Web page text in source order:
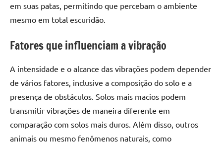
em suas patas, permitindo que percebam o ambiente
mesmo em total escuridão.
Fatores que influenciam a vibração
A intensidade e o alcance das vibrações podem depender
de vários fatores, inclusive a composição do solo e a
presença de obstáculos. Solos mais macios podem
transmitir vibrações de maneira diferente em
comparação com solos mais duros. Além disso, outros
animais ou mesmo fenômenos naturais, como